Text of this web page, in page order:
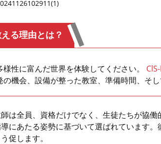
る理由とは？
様性に富んだ世界を体験してください。
機会、設備が整った教室、準備時間、そ
は全員、資格だけでなく、生徒たちが協
にあたる姿勢に基づいて選ばれています
促します。